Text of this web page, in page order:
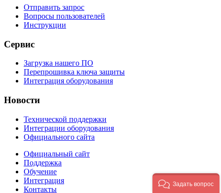
Отправить запрос
Вопросы пользователей
Инструкции
Сервис
Загрузка нашего ПО
Перепрошивка ключа защиты
Интеграция оборудования
Новости
Технической поддержки
Интеграции оборудования
Официального сайта
Официальный сайт
Поддержка
Обучение
Интеграция
Контакты
Задать вопрос